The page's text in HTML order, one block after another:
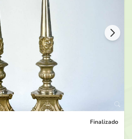
ARS
Jeanpiere
ARS
Ferbach
ARS
Jeanpiere
Finalizado